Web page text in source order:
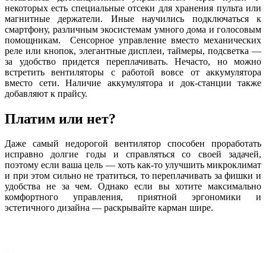
некоторых есть специальные отсеки для хранения пульта или
магнитные держатели. Иные научились подключаться к
смартфону, различным экосистемам умного дома и голосовым
помощникам.
Сенсорное управление вместо механических
реле или кнопок, элегантные дисплеи, таймеры, подсветка —
за удобство придется переплачивать. Нечасто, но можно
встретить вентиляторы с работой вовсе от аккумулятора
вместо сети. Наличие аккумулятора и док-станции также
добавляют к прайсу.
Платим или нет?
Даже самый недорогой вентилятор способен проработать
исправно долгие годы и справляться со своей задачей,
поэтому если ваша цель — хоть как-то улучшить микроклимат
и при этом сильно не тратиться, то переплачивать за фишки и
удобства не за чем. Однако если вы хотите максимально
комфортного управления, приятной эргономики и
эстетичного дизайна — раскрывайте карман шире.